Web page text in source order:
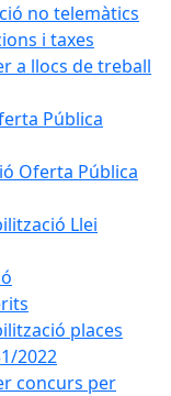
no telemàtics
i taxes
a llocs de treball
Pública
Oferta Pública
Llei
places
2022
concurs per